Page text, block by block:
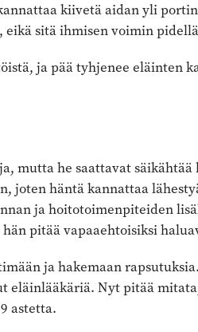
kiivetä aidan yli
sitä ihmisen voimin
ja pää tyhjenee eläinten
mutta he saattavat
joten häntä kannattaa
ja hoitotoimenpiteiden
pitää vapaaehtoisiksi
ja hakemaan
eläinlääkäriä. Nyt pitää
astetta.